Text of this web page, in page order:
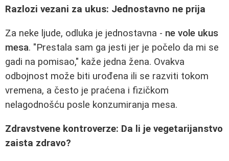
Razlozi vezani za ukus: Jednostavno ne prija
Za neke ljude, odluka je jednostavna - ne vole ukus
mesa. "Prestala sam ga jesti jer je počelo da mi se
gadi na pomisao," kaže jedna žena. Ovakva
odbojnost može biti urođena ili se razviti tokom
vremena, a često je praćena i fizičkom
nelagodnošću posle konzumiranja mesa.
Zdravstvene kontroverze: Da li je vegetarijanstvo
zaista zdravo?